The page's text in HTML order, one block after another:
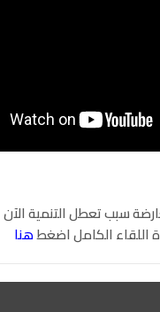
سبب تعطل التنمية الآن
هنا